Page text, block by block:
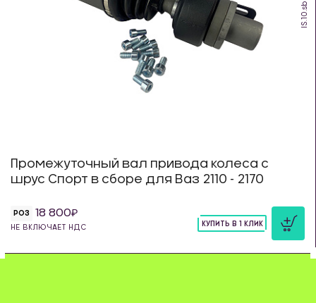
IS.10.sb
Промежуточный вал привода колеса с
шрус Спорт в сборе для Ваз 2110 - 2170
РОЗ 18 800
НЕ ВКЛЮЧАЕТ НДС
КУПИТЬ В 1 КЛИК